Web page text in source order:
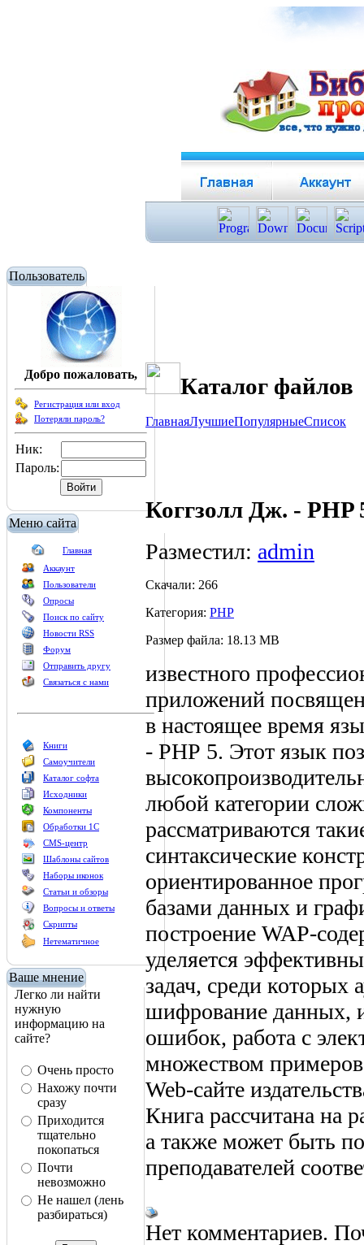
Пользователь
Добро пожаловать,
Регистрация или вход
Потеряли пароль?
Ник:
Пароль:
Меню сайта
Главная
Аккаунт
Пользователи
Опросы
Поиск по сайту
Новости RSS
Форум
Отправить другу
Связаться с нами
Книги
Самоучители
Каталог софта
Исходники
Компоненты
Обработки 1С
CMS-центр
Шаблоны сайтов
Наборы иконок
Статьи и обзоры
Вопросы и ответы
Скрипты
Нетематичное
Ваше мнение
Легко ли найти
нужную
информацию на
сайте?
Очень просто
Нахожу почти
сразу
Приходится
тщательно
покопаться
Почти
невозможно
Не нашел (лень
разбираться)
Каталог файлов
ГлавнаяЛучшиеПопулярныеСписок
Коггзолл Дж. - PHP
Разместил: admin
Скачали: 266
Категория: PHP
Размер файла: 18.13 MB
известного
приложений
в настоящее время
- РНР 5. Этот язык
любой категории
рассматриваются
синтаксические
ориентированное
базами данных и
построение WAP-
уделяется
задач, среди которых
шифрование данных,
ошибок, работа с
множеством
Web-сайте
Книга рассчитана на
а также может быть
преподавателей
Нет комментариев.